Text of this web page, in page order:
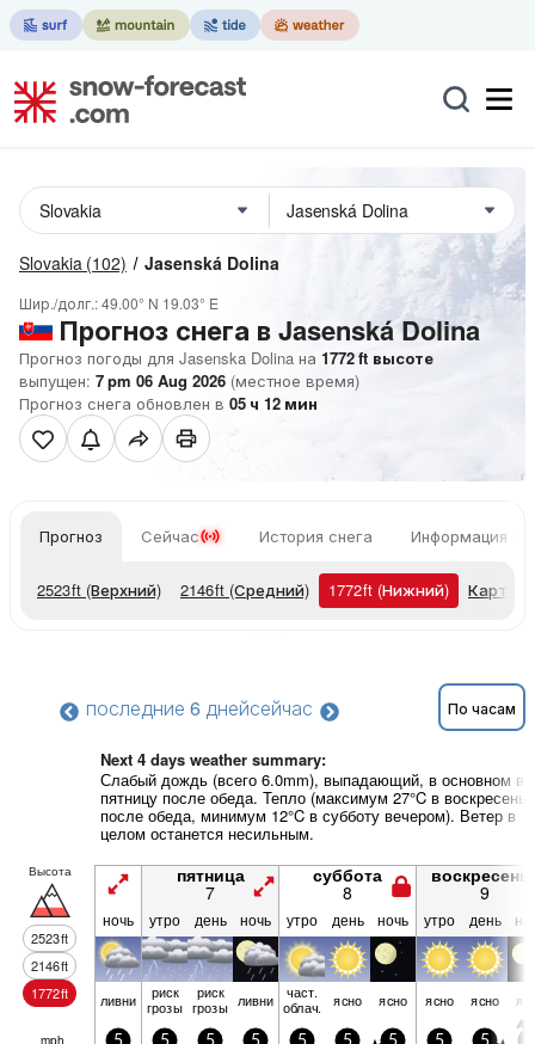
Slovakia (102) Jasenská Dolina
Шир./долг.:49.00° N 19.03° E
Прогноз снега в Jasenská Dolina
Прогноз погоды для Jasenska Dolina на 1772ft высоте
выпущен: 7 pm 06 Aug 2026 (местное время)
Прогноз снега обновлен в 05 ч 12 мин
Прогноз Сейчас История снега Информация о
2523ft (Верхний) 2146ft (Средний) 1772ft (Нижний) Карты
последние 6 днейсейчас По часам
Next 4 days weather summary:
Слабый дождь (всего 6.0mm), выпадающий, в основном в
пятницу после обеда. Тепло (максимум 27°C в воскресенье
после обеда, минимум 12°C в субботу вечером). Ветер в
целом останется несильным.
Высота
2523ft
2146ft
1772ft
пятница
7
суббота
8 9
ночь утро день ночь утро день ночь утро день
ливни риск
грозы
риск
грозы ливни част.
облач. ясно ясно ясно ясно
mph